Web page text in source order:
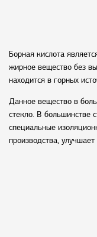
Борная кислота
жирное вещество без
находится в горных
Данное вещество в
стекло. В большинстве
специальные
производства,